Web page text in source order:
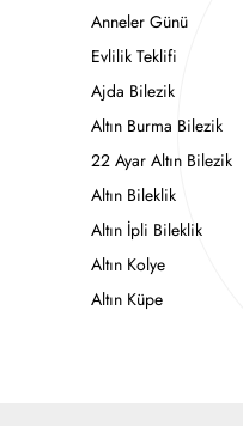
Anneler Günü
Evlilik Teklifi
Ajda Bilezik
Altın Burma Bilezik
22 Ayar Altın Bilezik
Altın Bileklik
Altın İpli Bileklik
Altın Kolye
Altın Küpe